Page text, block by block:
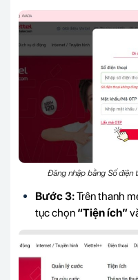
Đăng nhập bằng Số điện
Bước 3:Trên thanh
tục chọn “Tiện ích”